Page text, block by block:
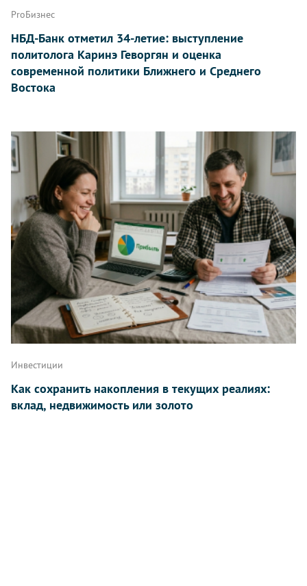
ProБизнес
НБД-Банк отметил 34-летие: выступление
политолога Каринэ Геворгян и оценка
современной политики Ближнего и Среднего
Востока
Инвестиции
Как сохранить накопления в текущих реалиях:
вклад, недвижимость или золото